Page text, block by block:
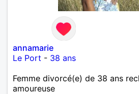
annamarie
Le Port - 38 ans
Femme divorcé(e) de 38 ans
amoureuse